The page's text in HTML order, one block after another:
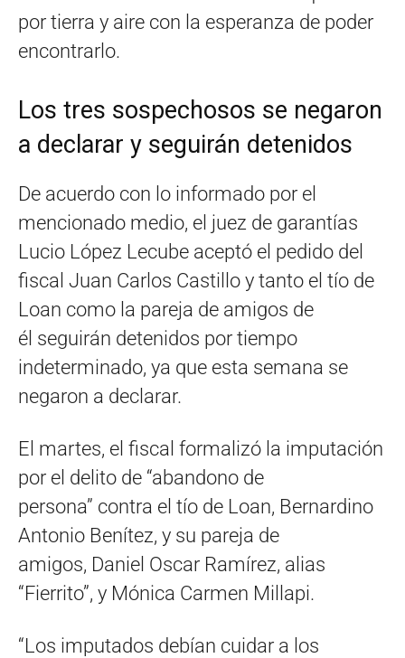
por tierra y aire con la esperanza de poder
encontrarlo.
Los tres sospechosos se negaron
a declarar y seguirán detenidos
De acuerdo con lo informado por el
mencionado medio, el juez de garantías
Lucio López Lecube aceptó el pedido del
fiscal Juan Carlos Castillo y tanto el tío de
Loan como la pareja de amigos de
él seguirán detenidos por tiempo
indeterminado, ya que esta semana se
negaron a declarar.
El martes, el fiscal formalizó la imputación
por el delito de “abandono de
persona” contra el tío de Loan, Bernardino
Antonio Benítez, y su pareja de
amigos, Daniel Oscar Ramírez, alias
“Fierrito”, y Mónica Carmen Millapi.
“Los imputados debían cuidar a los